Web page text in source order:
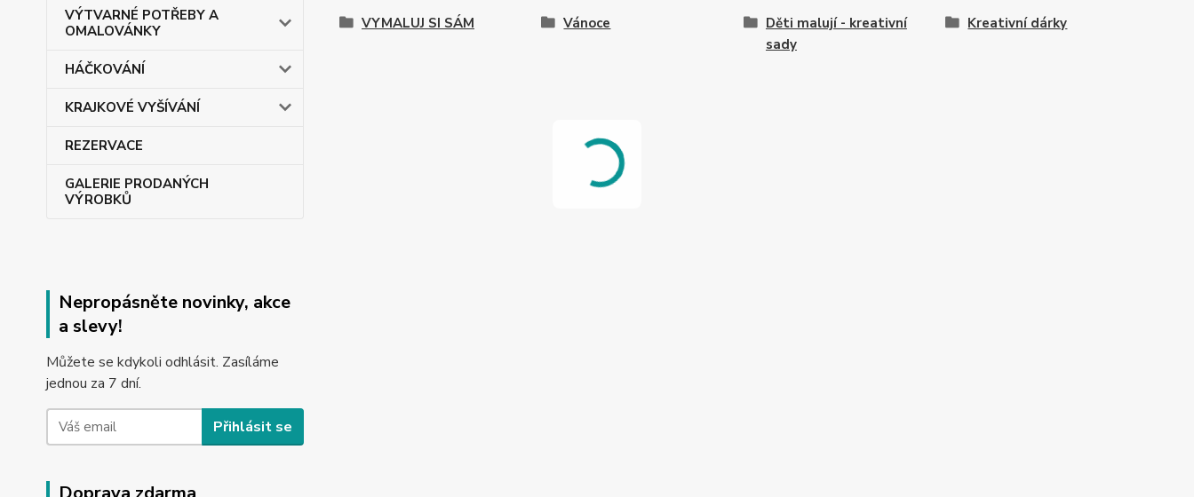
VÝTVARNÉ POTŘEBY A
OMALOVÁNKY
HÁČKOVÁNÍ
KRAJKOVÉ VYŠÍVÁNÍ
REZERVACE
GALERIE PRODANÝCH
VÝROBKŮ
Nepropásněte novinky, akce
a slevy!
Můžete se kdykoli odhlásit. Zasíláme
jednou za 7 dní.
Přihlásit se
VYMALUJ SI SÁM Vánoce
Děti malují - kreativní
sady
Kreativní dárky